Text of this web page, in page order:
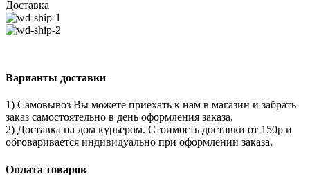
Доставка
Варианты доставки
1) Самовывоз Вы можете приехать к нам в магазин и забрать
заказ самостоятельно в день оформления заказа.
2) Доставка на дом курьером. Стоимость доставки от 150р и
обговаривается индивидуально при оформлении заказа.
Оплата товаров